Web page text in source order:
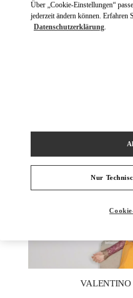
VALENTINO
Über „Cookie-Einstellungen“
jederzeit ändern können. Erfahren
Datenschutzerklärung.
Nur